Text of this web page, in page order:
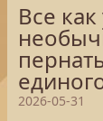
Все
2026-05-31